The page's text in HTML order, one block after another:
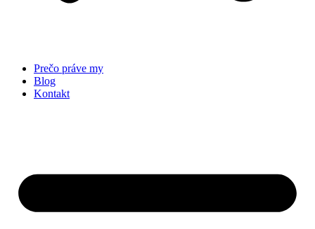
Prečo práve my
Blog
Kontakt